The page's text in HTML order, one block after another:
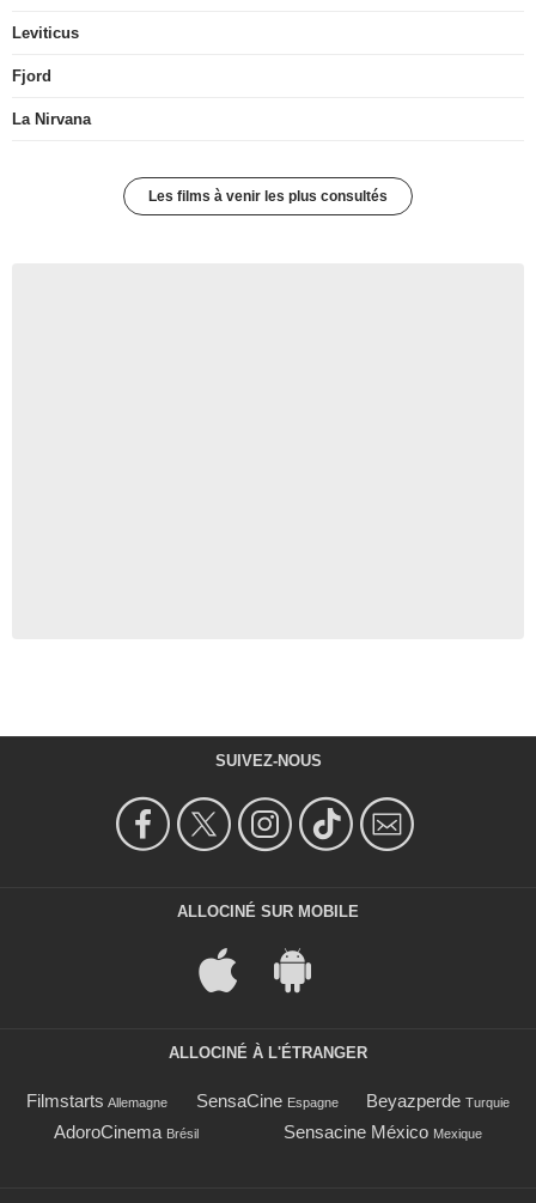
Leviticus
Fjord
La Nirvana
Les films à venir les plus consultés
SUIVEZ-NOUS
ALLOCINÉ SUR MOBILE
ALLOCINÉ À L'ÉTRANGER
Filmstarts Allemagne SensaCine Espagne Beyazperde Turquie
AdoroCinema Brésil Sensacine México Mexique